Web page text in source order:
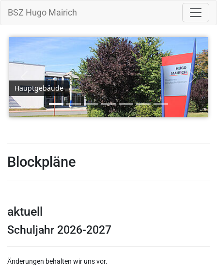
BSZ Hugo Mairich
Hauptgebäude
Zurück Weiter
Blockpläne
aktuell
Schuljahr 2026-2027
Änderungen behalten wir uns vor.